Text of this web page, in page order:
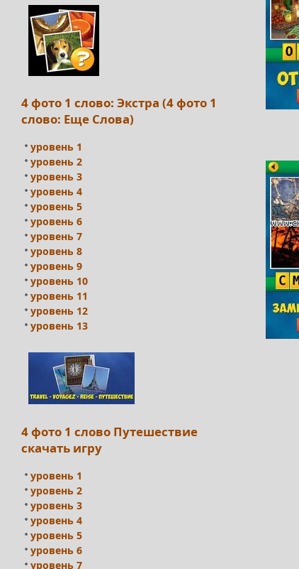
4 фото 1 слово: Экстра (4 фото 1
слово: Еще Слова)
уровень 1
уровень 2
уровень 3
уровень 4
уровень 5
уровень 6
уровень 7
уровень 8
уровень 9
уровень 10
уровень 11
уровень 12
уровень 13
4 фото 1 слово Путешествие
скачать игру
уровень 1
уровень 2
уровень 3
уровень 4
уровень 5
уровень 6
уровень 7